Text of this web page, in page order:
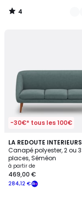
487,49
€
35%
de
réduction
appliquée.
4
/
-30€* tous les 100€
LA REDOUTE INTERIEURS
Canapé polyester, 2 ou 3
places, Séméon
à partir de
284,12 €
469,00 €
4,5
/ 5
5
Couleurs